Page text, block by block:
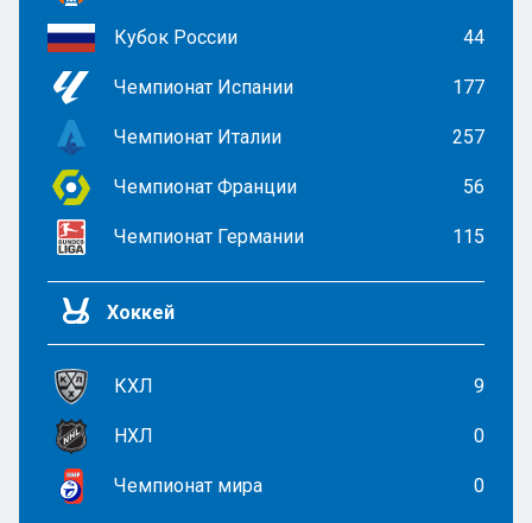
Кубок России 44
Чемпионат Испании 177
Чемпионат Италии 257
Чемпионат Франции 56
Чемпионат Германии 115
Хоккей
КХЛ 9
НХЛ 0
Чемпионат мира 0